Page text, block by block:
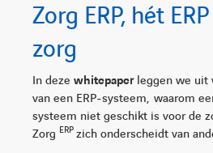
Zorg ERP, hét
zorg
In deze whitepaperleggen we uit
van een ERP-systeem, waarom
systeem niet geschikt is voor de
Zorg ERP zich onderscheidt van